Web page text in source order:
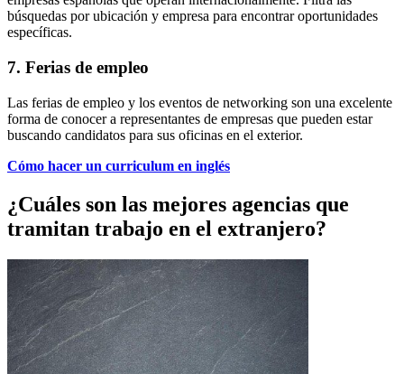
búsquedas por ubicación y empresa para encontrar oportunidades
específicas.
7. Ferias de empleo
Las ferias de empleo y los eventos de networking son una excelente
forma de conocer a representantes de empresas que pueden estar
buscando candidatos para sus oficinas en el exterior.
Cómo hacer un curriculum en inglés
¿Cuáles son las mejores agencias que
tramitan trabajo en el extranjero?